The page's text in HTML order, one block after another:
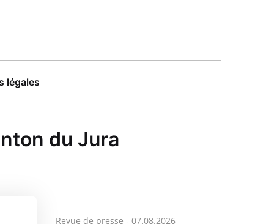
légales
du Jura
Revue de presse - 07.08.2026